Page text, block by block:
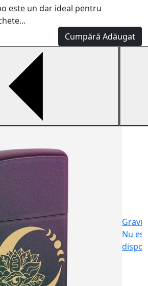
este un dar ideal pentru
Cumpără Adăugat
Nu